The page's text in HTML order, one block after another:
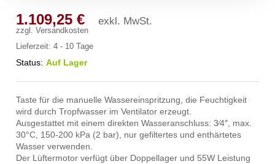
1.109,25€ exkl. MwSt.
zzgl.Versandkosten
Lieferzeit:4 - 10 Tage
Status: Auf Lager
Taste für die manuelle Wassereinspritzung, die Feuchtigkeit
wird durch Tropfwasser im Ventilator erzeugt.
Ausgestattet mit einem direkten Wasseranschluss: 3⁄4″, max.
30°C, 150-200 kPa (2 bar), nur gefiltertes und enthärtetes
Wasser verwenden.
Der Lüftermotor verfügt über Doppellager und 55W Leistung